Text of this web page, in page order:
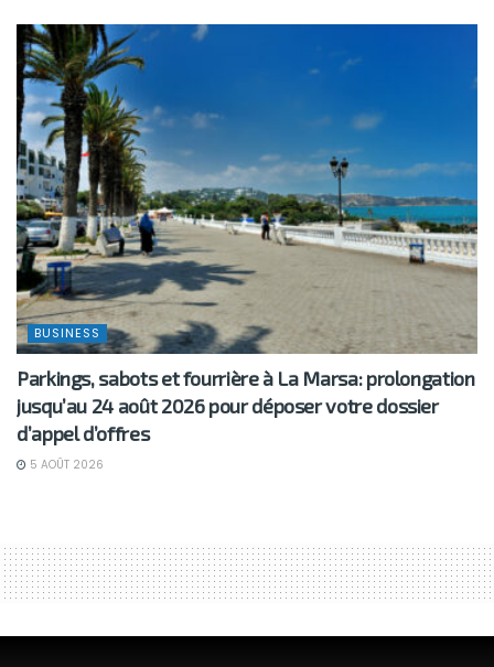
BUSINESS
Parkings, sabots et fourrière à La Marsa: prolongation
jusqu’au 24 août 2026 pour déposer votre dossier
d’appel d’offres
5 AOÛT 2026